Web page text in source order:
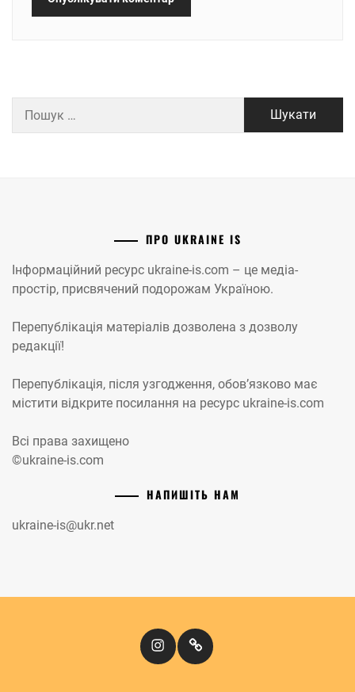
ПРО UKRAINE IS
Інформаційний ресурс ukraine-is.com – це медіа-
простір, присвячений подорожам Україною.
Перепублікація матеріалів дозволена з дозволу
редакції!
Перепублікація, після узгодження, обов’язково має
містити відкрите посилання на ресурс ukraine-is.com
Всі права захищено
©ukraine-is.com
НАПИШІТЬ НАМ
ukraine-is@ukr.net
InstagramКіномандри